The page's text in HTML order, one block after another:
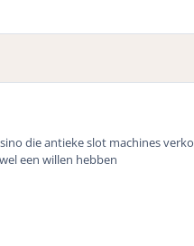
die antieke slot machines
een willen hebben